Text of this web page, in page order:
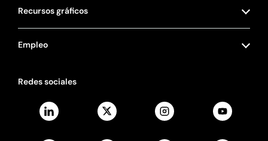
Recursos gráficos
Empleo
Redes sociales